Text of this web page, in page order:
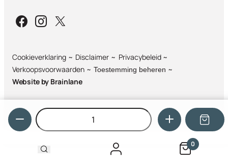
0
Hoeveelheid
Cookieverklaring Disclaimer
Privacybeleid
Verkoopsvoorwaarden
Toestemming beheren
Website by Brainlane